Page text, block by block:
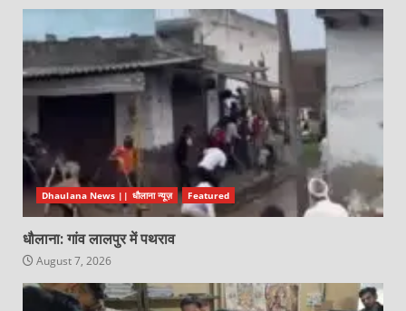
Dhaulana News || धौलाना न्यूज़ Featured
धौलाना: गांव लालपुर में पथराव
August 7, 2026